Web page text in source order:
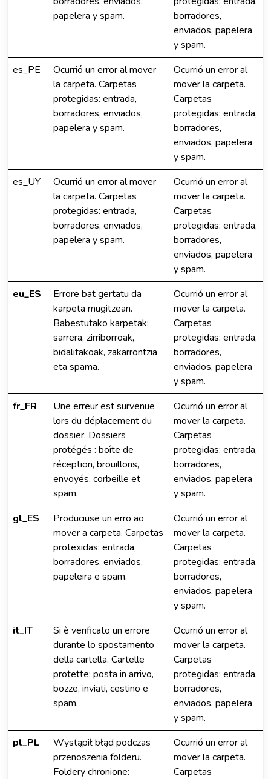
papelera y spam.
borradores,
enviados, papelera
y spam.
es_PE
Ocurrió un error al mover
la carpeta. Carpetas
protegidas: entrada,
borradores, enviados,
papelera y spam.
Ocurrió un error al
mover la carpeta.
Carpetas
protegidas: entrada,
borradores,
enviados, papelera
y spam.
es_UY
Ocurrió un error al mover
la carpeta. Carpetas
protegidas: entrada,
borradores, enviados,
papelera y spam.
Ocurrió un error al
mover la carpeta.
Carpetas
protegidas: entrada,
borradores,
enviados, papelera
y spam.
eu_ES
Errore bat gertatu da
karpeta mugitzean.
Babestutako karpetak:
sarrera, zirriborroak,
bidalitakoak, zakarrontzia
eta spama.
Ocurrió un error al
mover la carpeta.
Carpetas
protegidas: entrada,
borradores,
enviados, papelera
y spam.
fr_FR
Une erreur est survenue
lors du déplacement du
dossier. Dossiers
protégés : boîte de
réception, brouillons,
envoyés, corbeille et
spam.
Ocurrió un error al
mover la carpeta.
Carpetas
protegidas: entrada,
borradores,
enviados, papelera
y spam.
gl_ES
Produciuse un erro ao
mover a carpeta. Carpetas
protexidas: entrada,
borradores, enviados,
papeleira e spam.
Ocurrió un error al
mover la carpeta.
Carpetas
protegidas: entrada,
borradores,
enviados, papelera
y spam.
it_IT
Si è verificato un errore
durante lo spostamento
della cartella. Cartelle
protette: posta in arrivo,
bozze, inviati, cestino e
spam.
Ocurrió un error al
mover la carpeta.
Carpetas
protegidas: entrada,
borradores,
enviados, papelera
y spam.
pl_PL
Wystąpił błąd podczas
przenoszenia folderu.
Foldery chronione:
Ocurrió un error al
mover la carpeta.
Carpetas